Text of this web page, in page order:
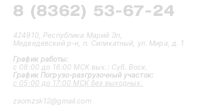
8 (8362) 53-67-24
424910, Республика Марий Эл,
Медведевский р-н, п. Силикатный, ул. Мира, д. 1
График работы:
с 08:00 до 16:00 МСК вых.: Суб. Воск.
График Погрузо-разгрузочный участок:
с 05:00 до 17:00 МСК без выходных.
zaomzsk12@gmail.com